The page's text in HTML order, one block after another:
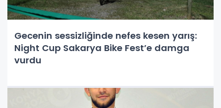
Gecenin sessizliğinde nefes kesen yarış:
Night Cup Sakarya Bike Fest’e damga
vurdu